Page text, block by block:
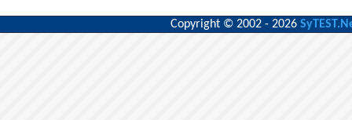
Copyright © 2002 - 2026